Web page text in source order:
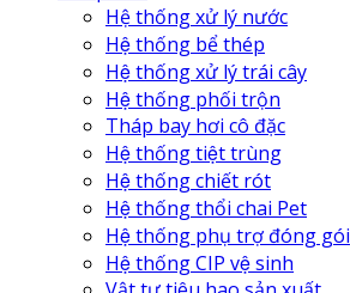
Hệ thống xử lý nước
Hệ thống bể thép
Hệ thống xử lý trái cây
Hệ thống phối trộn
Tháp bay hơi cô đặc
Hệ thống tiệt trùng
Hệ thống chiết rót
Hệ thống thổi chai Pet
Hệ thống phụ trợ đóng gói
Hệ thống CIP vệ sinh